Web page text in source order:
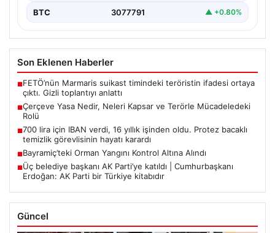
BTC 3077791 ▲ +0.80%
Son Eklenen Haberler
■FETÖ’nün Marmaris suikast timindeki teröristin ifadesi ortaya
çıktı. Gizli toplantıyı anlattı
■Çerçeve Yasa Nedir, Neleri Kapsar ve Terörle Mücadeledeki
Rolü
■700 lira için IBAN verdi, 16 yıllık işinden oldu. Protez bacaklı
temizlik görevlisinin hayatı karardı
■Bayramiç’teki Orman Yangını Kontrol Altına Alındı
■Üç belediye başkanı AK Parti’ye katıldı | Cumhurbaşkanı
Erdoğan: AK Parti bir Türkiye kitabıdır
Güncel